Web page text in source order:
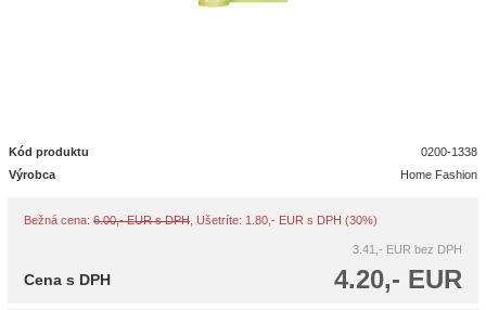
Kód produktu
0200-1338
Výrobca
Home Fashion
Bežná cena: 6.00,- EUR s DPH , Ušetríte: 1.80,- EUR s DPH (30%)
3.41,- EUR bez DPH
4.20,- EUR
Cena s DPH